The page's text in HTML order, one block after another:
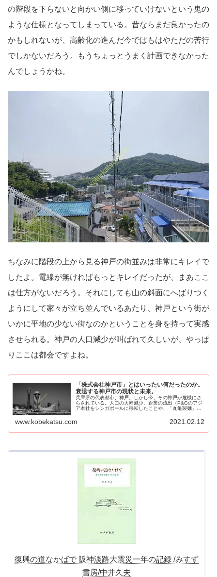
の階段を下らないと向かい側に移っていけないという鬼の
ような仕様となってしまっている。昔ならまだ良かったの
かもしれないが、高齢化の進んだ今ではもはやただの苦行
でしかないだろう。もうちょっとうまく計画できなかった
んでしょうかね。
ちなみに階段の上から見る神戸の街並みは非常にキレイで
したよ。電線が無ければもっとキレイだったが、まあここ
は仕方がないだろう。それにしても山の斜面にへばりつく
ようにして家々が立ち並んでいるあたり、神戸という街が
いかに平地の少ない街なのかということを身を持って実感
させられる。神戸の人口減少が叫ばれて久しいが、やっぱ
りここは都会ですよね。
「株式会社神戸市」とはいったい何だったのか。
衰退する神戸市の現状と未来。
兵庫県の代表都市、神戸。しかし今、その神戸が危機にさ
らされている。人口の大幅減少、企業の流出（P&Gのアジ
ア本社をシンガポールに移転したことや、「丸亀製麺」を
www.kobekatsu.com 2021.02.12
復興の道なかばで 阪神淡路大震災一年の記録 /みすず
書房/中井久夫